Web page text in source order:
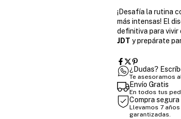
¡Desafía la rutina
más intensas! El
definitiva para
JDT y prepárate
¿Dudas?
Te asesoramos
Envío Gratis
En todos tus
Compra segura
Llevamos 7
garantizadas.